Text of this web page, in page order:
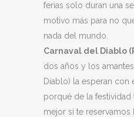
ferias solo duran una
motivo más para no
nada del mundo.
Carnaval del Diablo
dos años y los
Diablo) la esperan con
porqué de la festividad
mejor si te reservamos